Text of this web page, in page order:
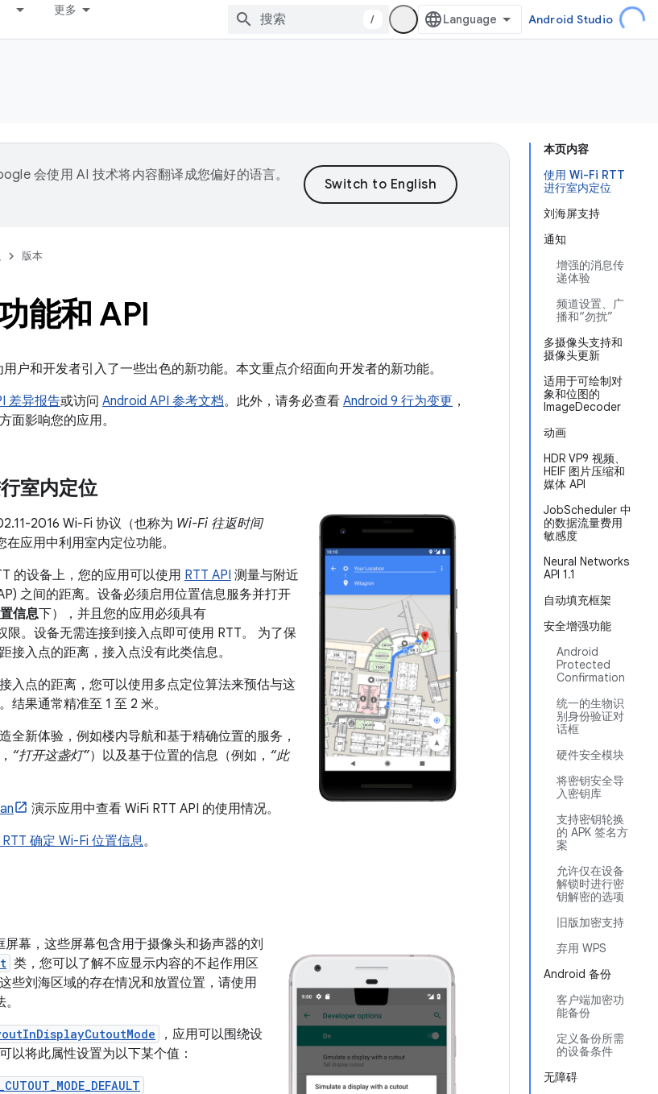
更多
/ Android Studio
本页内容
使用 Wi-Fi RTT
进行室内定位
刘海屏支持
通知
增强的消息传
递体验
频道设置、广
播和“勿扰”
多摄像头支持和
摄像头更新
适用于可绘制对
象和位图的
ImageDecoder
动画
HDR VP9 视频、
HEIF 图片压缩和
媒体 API
JobScheduler 中
的数据流量费用
敏感度
Neural Networks
API 1.1
自动填充框架
安全增强功能
Android
Protected
Confirmation
统一的生物识
别身份验证对
话框
硬件安全模块
将密钥安全导
入密钥库
支持密钥轮换
的 APK 签名方
案
允许仅在设备
解锁时进行密
钥解密的选项
旧版加密支持
弃用 WPS
Android 备份
客户端加密功
能备份
定义备份所需
的设备条件
无障碍
会使用 AI 技术将内容翻译成您偏好的语言。
版本
能和 API
户和开发者引入了一些出色的新功能。本文重点介绍面向开发者的新功能。
差异报告或访问 Android API 参考文档。此外，请务必查看 Android 9 行为变更 ，
面影响您的应用。
室内定位
2016 Wi-Fi 协议（也称为 Wi-Fi 往返时间
应用中利用室内定位功能。
的设备上，您的应用可以使用 RTT API 测量与附近
之间的距离。设备必须启用位置信息服务并打开
信息下），并且您的应用必须具有
限。设备无需连接到接入点即可使用 RTT。 为了保
接入点的距离，接入点没有此类信息。
入点的距离，您可以使用多点定位算法来预估与这
结果通常精准至 1 至 2 米。
全新体验，例如楼内导航和基于精确位置的服务，
“打开这盏灯”）以及基于位置的信息（例如， “此
演示应用中查看 WiFi RTT API 的使用情况。
确定 Wi-Fi 位置信息。
幕，这些屏幕包含用于摄像头和扬声器的刘
类，您可以了解不应显示内容的不起作用区
些刘海区域的存在情况和放置位置，请使用
，应用可以围绕设
以将此属性设置为以下某个值：